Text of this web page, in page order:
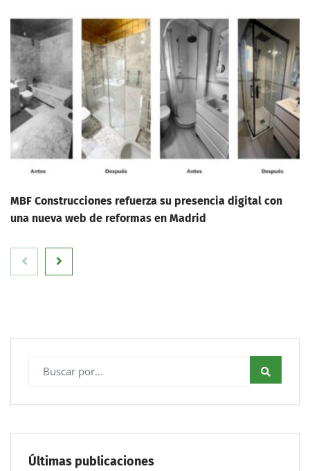
MBF Construcciones refuerza su presencia digital con
una nueva web de reformas en Madrid
Últimas publicaciones